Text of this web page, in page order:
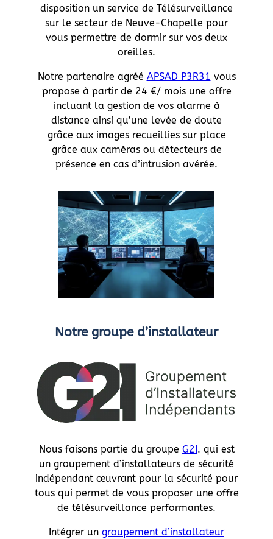
disposition un service de Télésurveillance
sur le secteur de Neuve-Chapelle pour
vous permettre de dormir sur vos deux
oreilles.
Notre partenaire agréé APSAD P3R31 vous
propose à partir de 24 €/ mois une offre
incluant la gestion de vos alarme à
distance ainsi qu’une levée de doute
grâce aux images recueillies sur place
grâce aux caméras ou détecteurs de
présence en cas d’intrusion avérée.
Notre groupe d’installateur
Nous faisons partie du groupe G2I . qui est
un groupement d’installateurs de sécurité
indépendant œuvrant pour la sécurité pour
tous qui permet de vous proposer une offre
de télésurveillance performantes.
Intégrer un groupement d’installateur